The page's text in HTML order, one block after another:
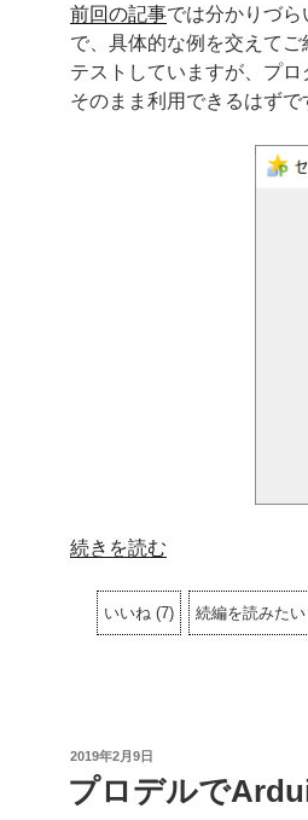
前回の記事では分かりづ
で、具体的な例を交えて
テストしていますが、プ
そのまま利用できるはずで
“Arduino
わ
せ
た
続きを読む
いいね (7) 続編を読みたい
投
日:
2019年2月9日
プロデルで